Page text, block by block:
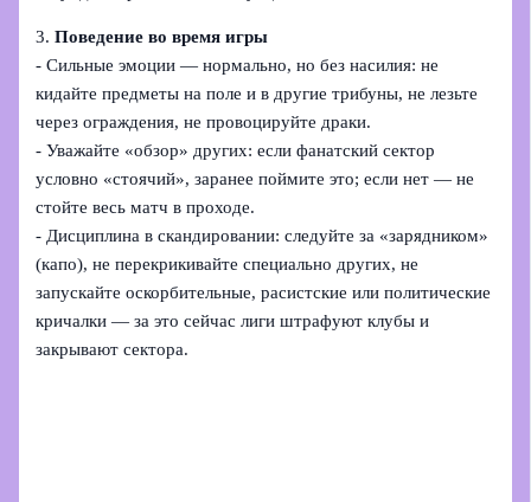
3.Поведение во время игры
- Сильные эмоции — нормально, но без насилия: не
кидайте предметы на поле и в другие трибуны, не лезьте
через ограждения, не провоцируйте драки.
- Уважайте «обзор» других: если фанатский сектор
условно «стоячий», заранее поймите это; если нет — не
стойте весь матч в проходе.
- Дисциплина в скандировании: следуйте за «зарядником»
(капо), не перекрикивайте специально других, не
запускайте оскорбительные, расистские или политические
кричалки — за это сейчас лиги штрафуют клубы и
закрывают сектора.